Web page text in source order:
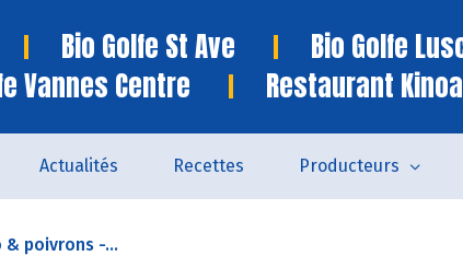
Bio Golfe St Ave
Bio Golfe
Vannes Centre
Restaurant Kinoa
Actualités Recettes Producteurs
& poivrons -...